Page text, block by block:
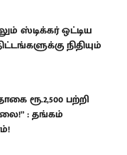
ஸ்டிக்கர் ஒட்டிய
நிதியும்
ரூ.2,500 பற்றி
: தங்கம்